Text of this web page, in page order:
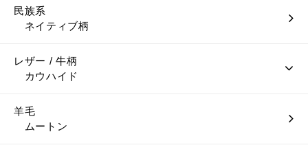
民族系
ネイティブ柄
レザー / 牛柄
カウハイド
羊毛
ムートン